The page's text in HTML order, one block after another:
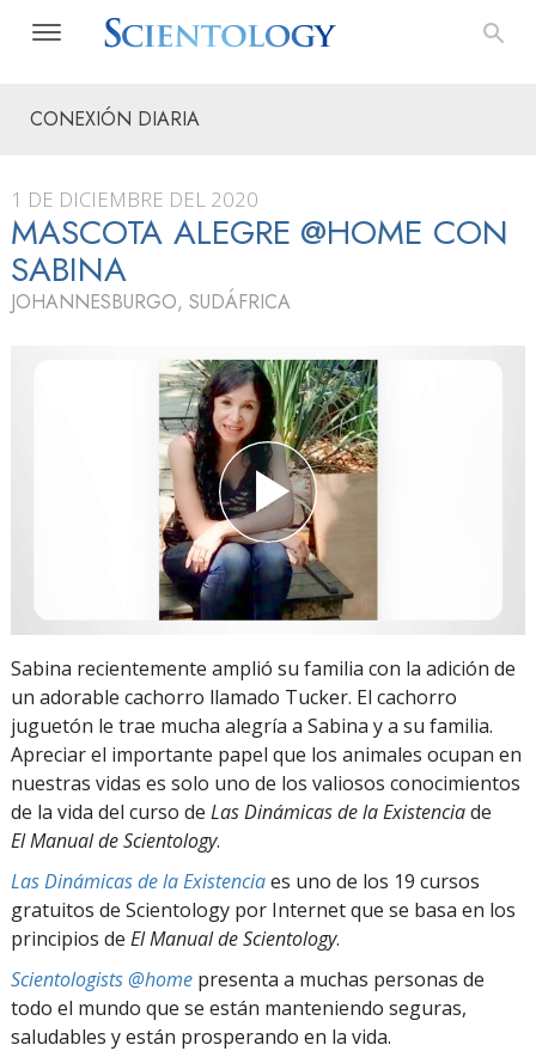
CONEXIÓN DIARIA
1 DE DICIEMBRE DEL 2020
MASCOTA ALEGRE @HOME CON
SABINA
JOHANNESBURGO, SUDÁFRICA
Sabina recientemente amplió su familia con la adición de
un adorable cachorro llamado Tucker. El cachorro
juguetón le trae mucha alegría a Sabina y a su familia.
Apreciar el importante papel que los animales ocupan en
nuestras vidas es solo uno de los valiosos conocimientos
de la vida del curso de Las Dinámicas de la Existenciade
El Manual de Scientology.
Las Dinámicas de la Existenciaes uno de los 19 cursos
gratuitos de Scientology por Internet que se basa en los
principios de El Manual de Scientology.
Scientologists @home presenta a muchas personas de
todo el mundo que se están manteniendo seguras,
saludables y están prosperando en la vida.